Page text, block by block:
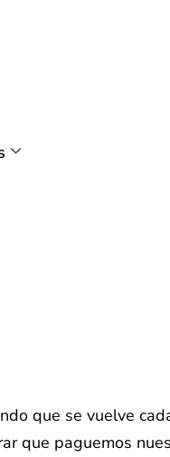
que se vuelve
que paguemos